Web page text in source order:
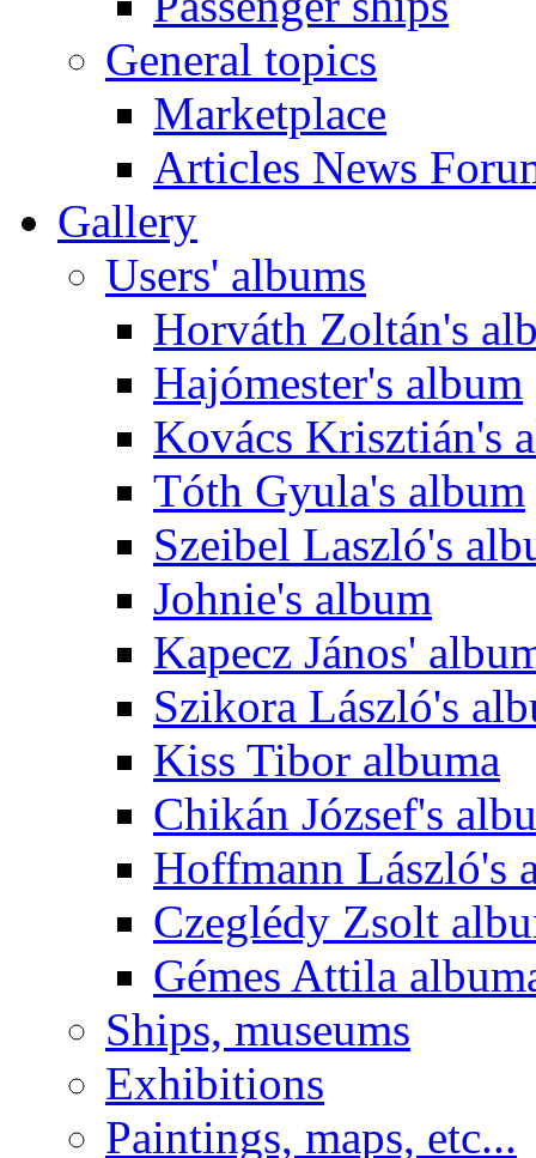
General topics
Marketplace
Articles News
Gallery
Users' albums
Horváth Zoltán's
Hajómester's album
Kovács Krisztián's
Tóth Gyula's album
Szeibel Laszló's
Johnie's album
Kapecz János'
Szikora László's
Kiss Tibor albuma
Chikán József's
Hoffmann László's
Czeglédy Zsolt
Gémes Attila
Ships, museums
Exhibitions
Paintings, maps, etc...